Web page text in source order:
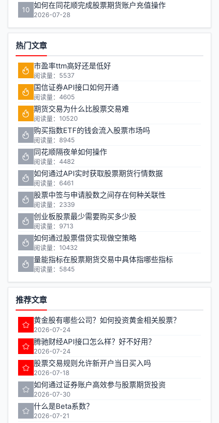
10 如何在同花顺完成股票期货账户充值操作
2026-07-28
热门文章
市盈率ttm高好还是低好
阅读量：5537
国信证券API接口如何开通
阅读量：4605
期货交易为什么比股票交易难
阅读量：10520
购买指数ETF的钱会流入股票市场吗
阅读量：8945
同花顺隔夜单如何操作
阅读量：4482
如何通过API实时获取股票期货行情数据
阅读量：6461
股票中签与申请股数之间存在何种关联性
阅读量：2339
创业板股票最少需要购买多少股
阅读量：9713
如何通过股票借贷实现做空策略
阅读量：10432
量能指标在股票期货交易中具体指哪些指标
阅读量：5845
推荐文章
黄金股有哪些公司？如何投资黄金相关股票？
2026-07-24
腾驰财经API接口怎么样？好不好用？
2026-07-24
股票交易规则允许新开户当日买入吗
2026-07-18
如何通过证券账户高效参与股票期货投资
2026-07-30
什么是Beta系数？
2026-07-21